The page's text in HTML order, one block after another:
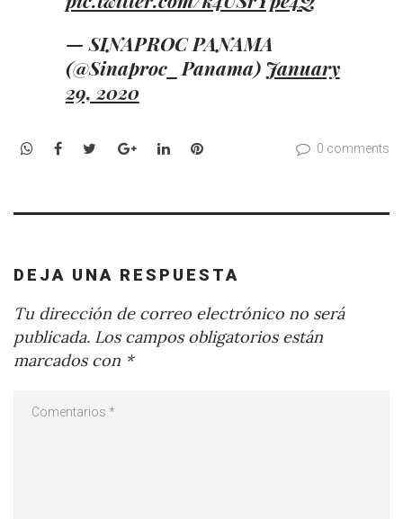
— SINAPROC PANAMA
(@Sinaproc_Panama) January
29, 2020
WhatsApp
Facebook
TwitterGoogle+LinkedInPinterest 0 comments
DEJA UNA RESPUESTA
Tu dirección de correo electrónico no será
publicada. Los campos obligatorios están
marcados con *